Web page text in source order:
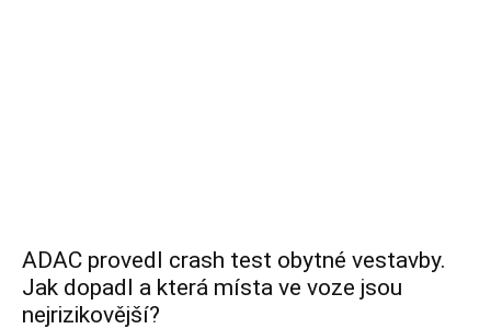
ADAC provedl crash test obytné vestavby.
Jak dopadl a která místa ve voze jsou
nejrizikovější?